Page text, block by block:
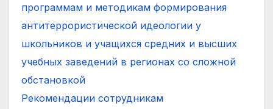
программам и методикам формирования
антитеррористической идеологии у
школьников и учащихся средних и высших
учебных заведений в регионах со сложной
обстановкой
Рекомендации сотрудникам